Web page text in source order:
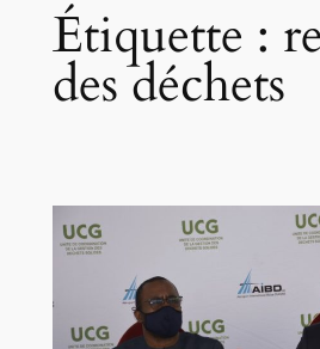
Étiquette :
des déchets